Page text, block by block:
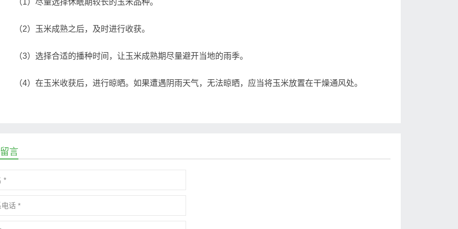
1）尽量选择休眠期较长的玉米品种。
2）玉米成熟之后，及时进行收获。
3）选择合适的播种时间，让玉米成熟期尽量避开当地的雨季。
4）在玉米收获后，进行晾晒。如果遭遇阴雨天气，无法晾晒，应当将玉米放置在干燥通风处。
言